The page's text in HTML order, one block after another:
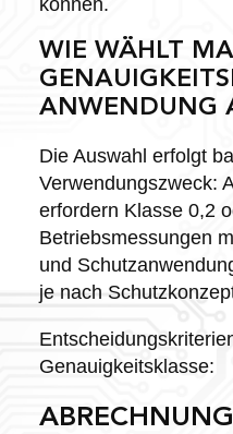
können.
WIE WÄHLT
ANWENDUNG
Die Auswahl erfolgt
Verwendungszweck:
erfordern Klasse 0,2
Betriebsmessungen
und
je nach
Genauigkeitsklasse: